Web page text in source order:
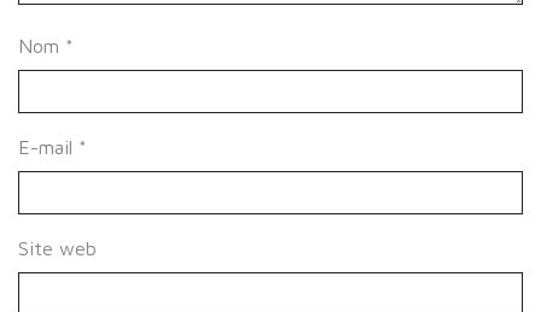
Nom *
E-mail *
Site web